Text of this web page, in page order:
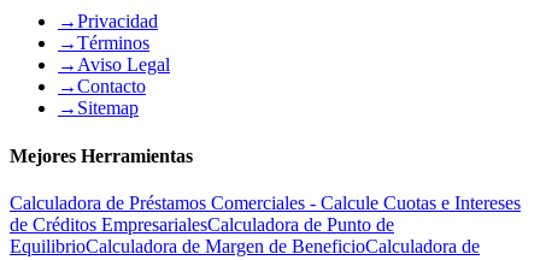
→Privacidad
→Términos
→ Aviso Legal
→Contacto
→ Sitemap
Mejores Herramientas
Calculadora de Préstamos Comerciales - Calcule Cuotas e Intereses
de Créditos EmpresarialesCalculadora de Punto de
EquilibrioCalculadora de Margen de BeneficioCalculadora de